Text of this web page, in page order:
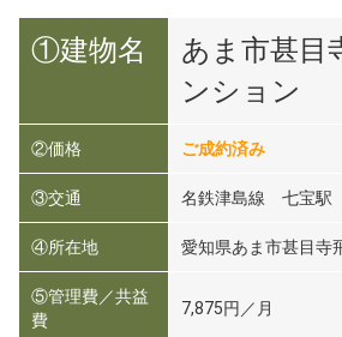
①建物名
あま市甚
ンション
②価格 ご成約済み
③交通 名鉄津島線 七宝駅
④所在地 愛知県あま市甚目寺
⑤管理費／共益
費
7,875円／月